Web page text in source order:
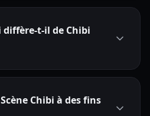
diffère-t-il de Chibi
Chibi à des fins